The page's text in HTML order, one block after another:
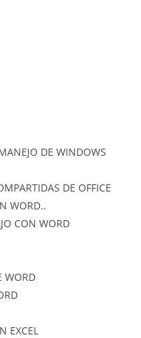
DE WINDOWS
DE OFFICE
WORD..
CON WORD
WORD
EXCEL